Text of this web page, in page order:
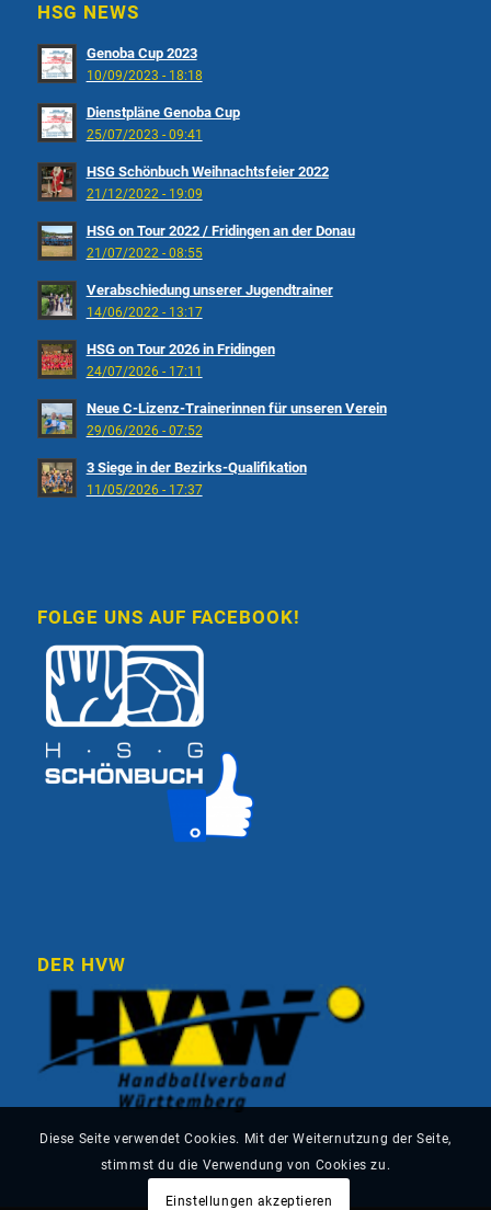
HSG NEWS
Genoba Cup 2023
10/09/2023 - 18:18
Dienstpläne Genoba Cup
25/07/2023 - 09:41
HSG Schönbuch Weihnachtsfeier 2022
21/12/2022 - 19:09
HSG on Tour 2022 / Fridingen an der Donau
21/07/2022 - 08:55
Verabschiedung unserer Jugendtrainer
14/06/2022 - 13:17
HSG on Tour 2026 in Fridingen
24/07/2026 - 17:11
Neue C-Lizenz-Trainerinnen für unseren Verein
29/06/2026 - 07:52
3 Siege in der Bezirks-Qualifikation
11/05/2026 - 17:37
FOLGE UNS AUF FACEBOOK!
DER HVW
Diese Seite verwendet Cookies. Mit der Weiternutzung der Seite,
stimmst du die Verwendung von Cookies zu.
Einstellungen akzeptieren